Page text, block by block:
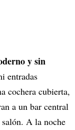
y sin
entradas
cochera cubierta,
a un bar central
A la noche